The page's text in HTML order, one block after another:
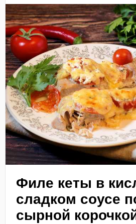
Филе кеты в
сладком соусе
сырной